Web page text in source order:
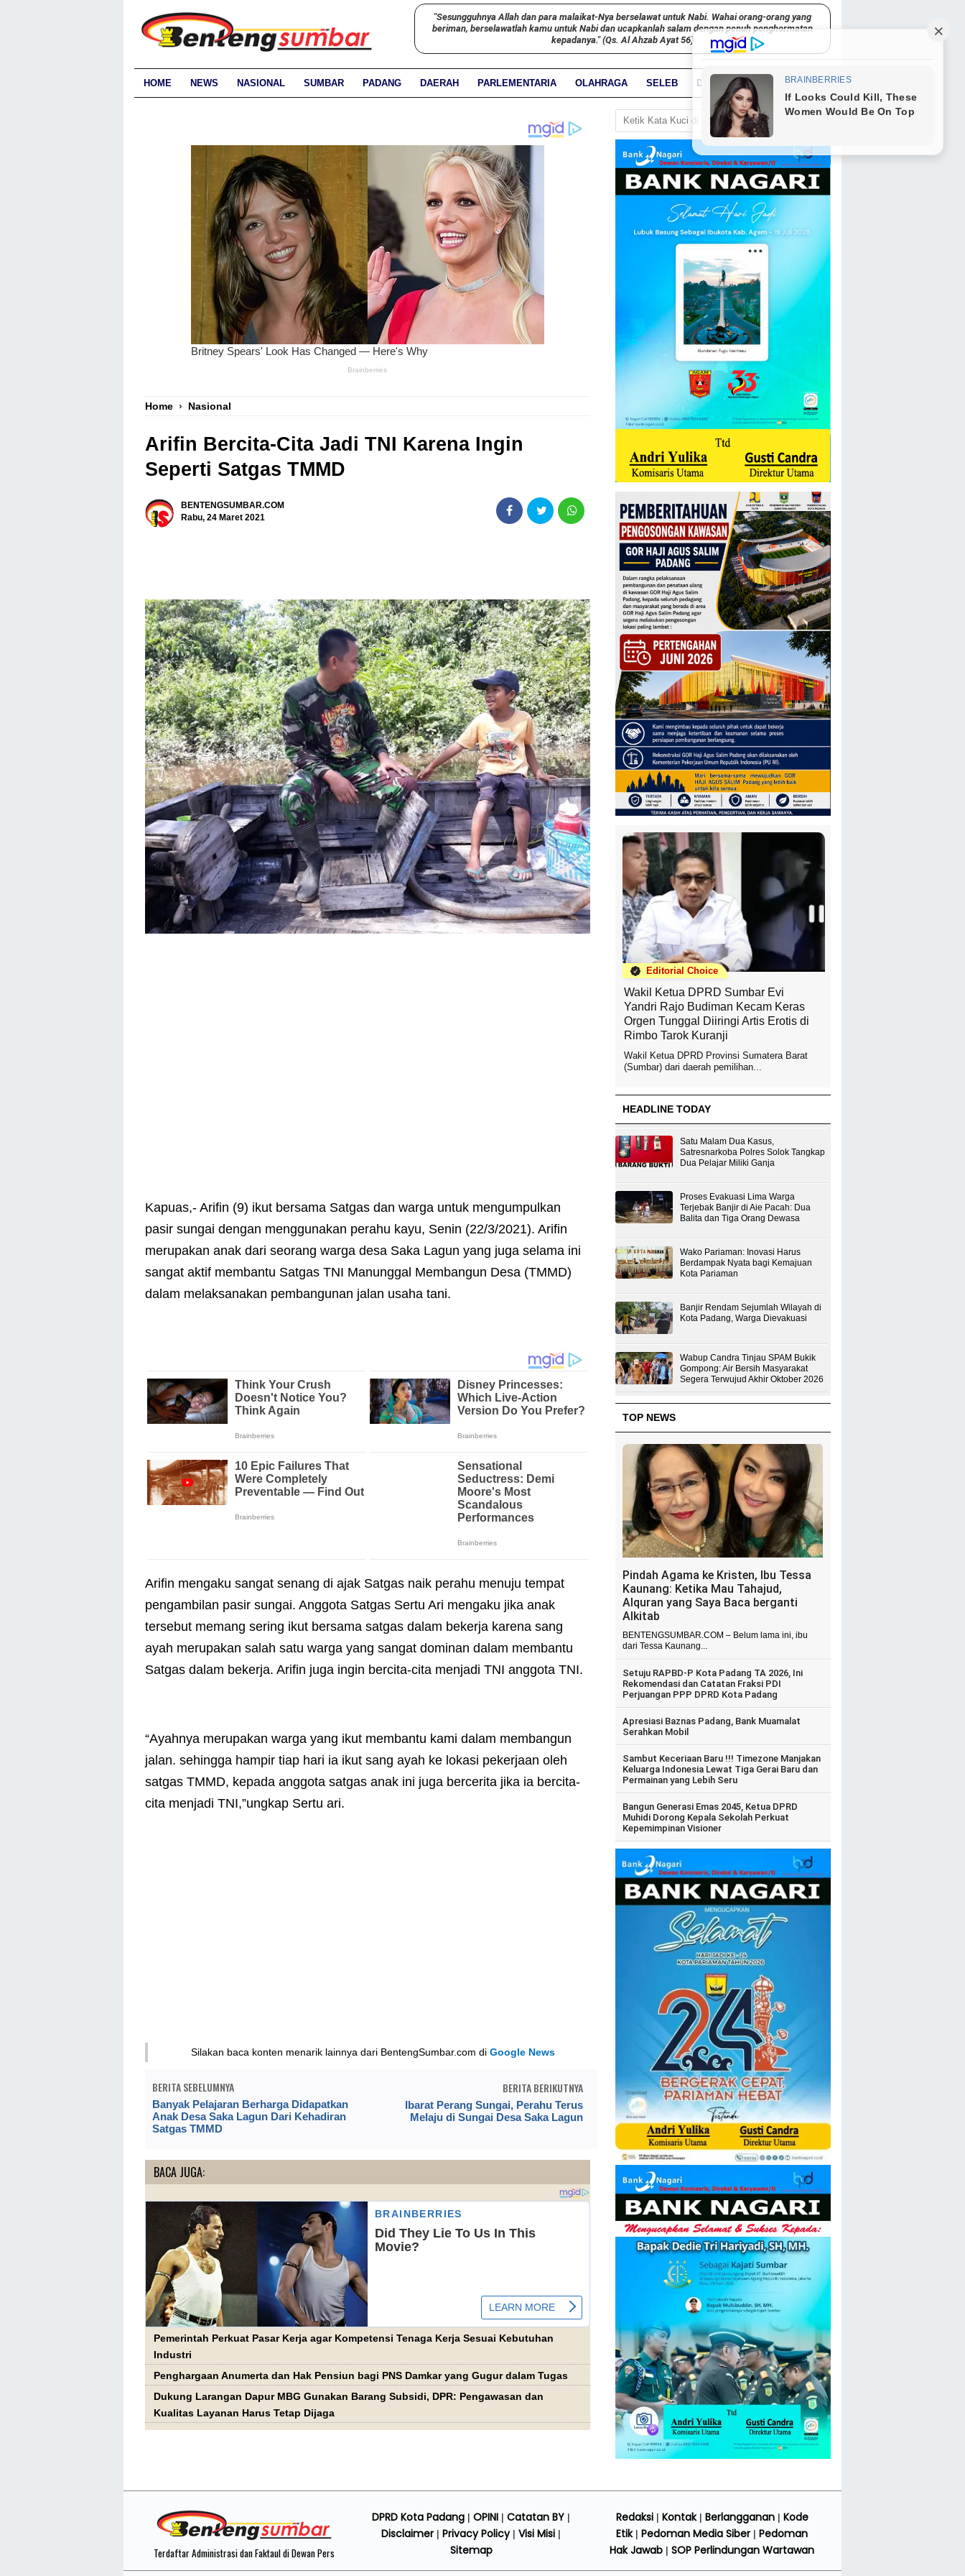
"Sesungguhnya Allah dan para malaikat-Nya berselawat untuk Nabi. Wahai orang-orang yang
beriman, berselawatlah kamu untuk Nabi dan ucapkanlah salam dengan penuh penghormatan
kepadanya." (Qs. Al Ahzab Ayat 56)
HOME NEWS NASIONAL SUMBAR PADANG DAERAH PARLEMENTARIA OLAHRAGA SELEB DUNIA PARIWARA
Home › Nasional
Arifin Bercita-Cita Jadi TNI Karena Ingin
Seperti Satgas TMMD
BENTENGSUMBAR.COM
Rabu, 24 Maret 2021
Kapuas,- Arifin (9) ikut bersama Satgas dan warga untuk mengumpulkan
pasir sungai dengan menggunakan perahu kayu, Senin (22/3/2021). Arifin
merupakan anak dari seorang warga desa Saka Lagun yang juga selama ini
sangat aktif membantu Satgas TNI Manunggal Membangun Desa (TMMD)
dalam melaksanakan pembangunan jalan usaha tani.
Arifin mengaku sangat senang di ajak Satgas naik perahu menuju tempat
pengambilan pasir sungai. Anggota Satgas Sertu Ari mengaku jika anak
tersebut memang sering ikut bersama satgas dalam bekerja karena sang
ayah merupakan salah satu warga yang sangat dominan dalam membantu
Satgas dalam bekerja. Arifin juga ingin bercita-cita menjadi TNI anggota TNI.
“Ayahnya merupakan warga yang ikut membantu kami dalam membangun
jalan. sehingga hampir tiap hari ia ikut sang ayah ke lokasi pekerjaan oleh
satgas TMMD, kepada anggota satgas anak ini juga bercerita jika ia bercita-
cita menjadi TNI,”ungkap Sertu ari.
Silakan baca konten menarik lainnya dari BentengSumbar.com diGoogle News
BERITA SEBELUMNYA
Banyak Pelajaran Berharga Didapatkan
Anak Desa Saka Lagun Dari Kehadiran
Satgas TMMD
BERITA BERIKUTNYA
Ibarat Perang Sungai, Perahu Terus
Melaju di Sungai Desa Saka Lagun
BACA JUGA:
Pemerintah Perkuat Pasar Kerja agar Kompetensi Tenaga Kerja Sesuai Kebutuhan
Industri
Penghargaan Anumerta dan Hak Pensiun bagi PNS Damkar yang Gugur dalam Tugas
Dukung Larangan Dapur MBG Gunakan Barang Subsidi, DPR: Pengawasan dan
Kualitas Layanan Harus Tetap Dijaga
Editorial Choice
Wakil Ketua DPRD Sumbar Evi
Yandri Rajo Budiman Kecam Keras
Orgen Tunggal Diiringi Artis Erotis di
Rimbo Tarok Kuranji
Wakil Ketua DPRD Provinsi Sumatera Barat
(Sumbar) dari daerah pemilihan...
HEADLINE TODAY
Satu Malam Dua Kasus,
Satresnarkoba Polres Solok Tangkap
Dua Pelajar Miliki Ganja
Proses Evakuasi Lima Warga
Terjebak Banjir di Aie Pacah: Dua
Balita dan Tiga Orang Dewasa
Wako Pariaman: Inovasi Harus
Berdampak Nyata bagi Kemajuan
Kota Pariaman
Banjir Rendam Sejumlah Wilayah di
Kota Padang, Warga Dievakuasi
Wabup Candra Tinjau SPAM Bukik
Gompong: Air Bersih Masyarakat
Segera Terwujud Akhir Oktober 2026
TOP NEWS
Pindah Agama ke Kristen, Ibu Tessa
Kaunang: Ketika Mau Tahajud,
Alquran yang Saya Baca berganti
Alkitab
BENTENGSUMBAR.COM – Belum lama ini, ibu
dari Tessa Kaunang...
Setuju RAPBD-P Kota Padang TA 2026, Ini
Rekomendasi dan Catatan Fraksi PDI
Perjuangan PPP DPRD Kota Padang
Apresiasi Baznas Padang, Bank Muamalat
Serahkan Mobil
Sambut Keceriaan Baru !!! Timezone Manjakan
Keluarga Indonesia Lewat Tiga Gerai Baru dan
Permainan yang Lebih Seru
Bangun Generasi Emas 2045, Ketua DPRD
Muhidi Dorong Kepala Sekolah Perkuat
Kepemimpinan Visioner
Terdaftar Administrasi dan Faktaul di Dewan Pers
DPRD Kota Padang OPINI Catatan BY
Disclaimer| Privacy Policy| Visi Misi
Sitemap
Redaksi| Kontak| Berlangganan| Kode
Etik| Pedoman Media Siber| Pedoman
Hak Jawab SOP Perlindungan Wartawan